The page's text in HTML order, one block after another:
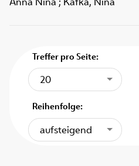
Treffer pro Seite:
20
Reihenfolge:
aufsteigend